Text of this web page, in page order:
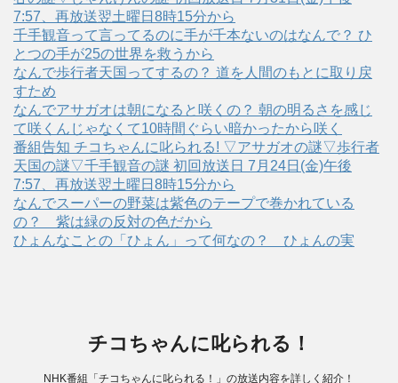
7:57、再放送翌土曜日8時15分から
千手観音って言ってるのに手が千本ないのはなんで？ ひ
とつの手が25の世界を救うから
なんで歩行者天国ってするの？ 道を人間のもとに取り戻
すため
なんでアサガオは朝になると咲くの？ 朝の明るさを感じ
て咲くんじゃなくて10時間ぐらい暗かったから咲く
番組告知 チコちゃんに叱られる! ▽アサガオの謎▽歩行者
天国の謎▽千手観音の謎 初回放送日 7月24日(金)午後
7:57、再放送翌土曜日8時15分から
なんでスーパーの野菜は紫色のテープで巻かれている
の？ 紫は緑の反対の色だから
ひょんなことの「ひょん」って何なの？ ひょんの実
チコちゃんに叱られる！
NHK番組「チコちゃんに叱られる！」の放送内容を詳しく紹介！